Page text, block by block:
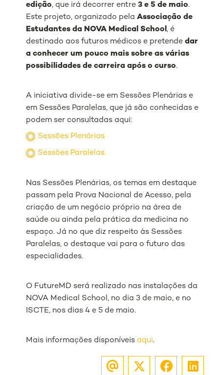
edição, que irá decorrer entre3 e 5 de maio.
Este projeto, organizado pelaAssociação de
Estudantes da NOVA Medical School, é
destinado aos futuros médicos e pretendedar
a conhecer um pouco mais sobre as várias
possibilidades de carreira após o curso.
A iniciativa divide-se em Sessões Plenárias e
em Sessões Paralelas, que já são conhecidas e
podem ser consultadas aqui:
Sessões Plenárias
Sessões Paralelas
Nas Sessões Plenárias, os temas em destaque
passam pela Prova Nacional de Acesso, pela
criação de um negócio próprio na área de
saúde ou ainda pela prática da medicina no
espaço. Já no que diz respeito às Sessões
Paralelas, o destaque vai para o futuro das
especialidades.
O FutureMD será realizado nas instalações da
NOVA Medical School, no dia 3 de maio, e no
ISCTE, nos dias 4 e 5 de maio.
Mais informações disponíveis aqui.